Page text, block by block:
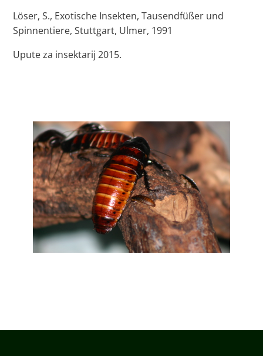
Löser, S., Exotische Insekten, Tausendfüßer und
Spinnentiere, Stuttgart, Ulmer, 1991
Upute za insektarij 2015.